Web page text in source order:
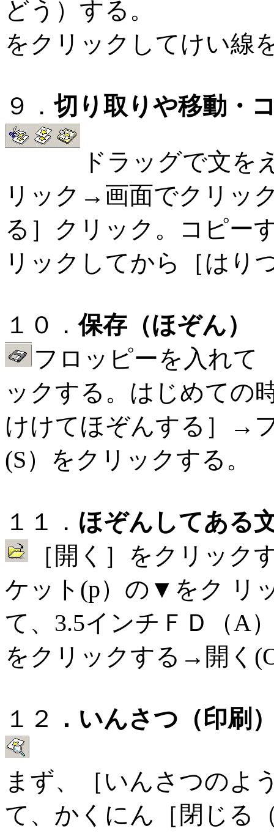
どう）する。
をクリックしてけい線
９． 切り取りや移動・
ドラッグで文を
リック→画面でクリッ
る］クリック。コピー
リックしてから［はり
１０．保存（ほぞん）
フロッピーを入れて
ックする。はじめての
けけてほぞんする］→
(S）をクリックする。
１１． ほぞんしてある
［開く］をクリック
ケット(p）の▼をク リ
て、3.5インチＦＤ（A
をクリックする→開く
１２ ．いんさつ（印刷
まず、［いんさつのよ
て、かくにん［閉じる